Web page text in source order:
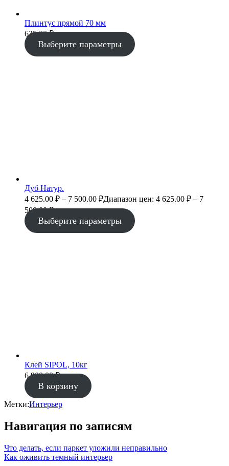
Плинтус прямой 70 мм
635.00₽
Выберите параметры
Дуб Натур.
4 625.00 ₽ – 7 500.00 ₽Диапазон цен: 4 625.00 ₽ – 7
500.00 ₽
Выберите параметры
Клей SIPOL, 10кг
6 900.00₽
В корзину
Метки:Интерьер
Навигация по записям
Что делать, если паркет уложили неправильно
Как оживить темный интерьер